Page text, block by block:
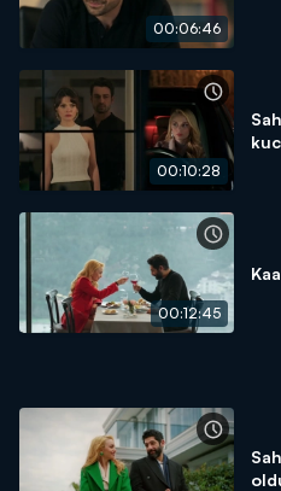
00:06:46
00:10:28
00:12:45